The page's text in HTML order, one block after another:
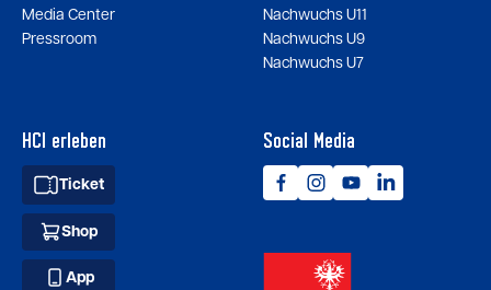
Media Center
Pressroom
Nachwuchs U11
Nachwuchs U9
Nachwuchs U7
HCI erleben
Ticket
Shop
App
Social Media